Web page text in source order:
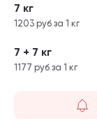
7 кг
1203 руб за 1 кг
7 + 7 кг
1177 руб за 1 кг